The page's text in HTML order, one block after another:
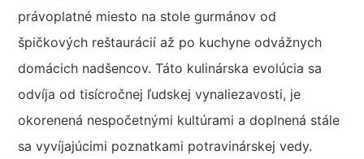
právoplatné miesto na stole gurmánov od
špičkových reštaurácií až po kuchyne odvážnych
domácich nadšencov. Táto kulinárska evolúcia sa
odvíja od tisícročnej ľudskej vynaliezavosti, je
okorenená nespočetnými kultúrami a doplnená stále
sa vyvíjajúcimi poznatkami potravinárskej vedy.